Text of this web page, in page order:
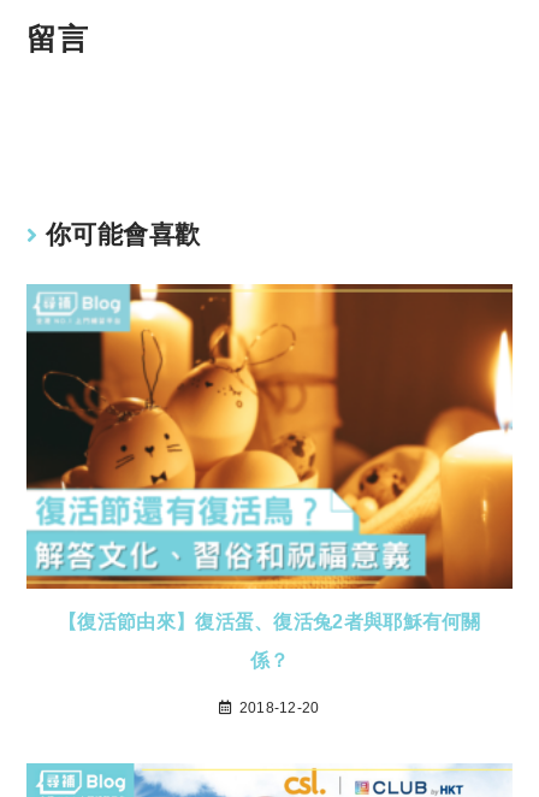
留言
你可能會喜歡
【復活節由來】復活蛋、復活兔2者與耶穌有何關
係？
2018-12-20